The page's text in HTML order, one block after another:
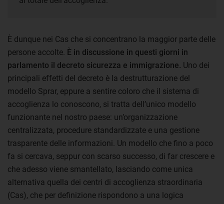
È dunque nei Cas che si concentrano la maggior parte delle
persone accolte. È in discussione in questi giorni in
parlamento il decreto sicurezza e immigrazione. Uno dei
principali effetti del decreto è la destrutturazione del
modello Sprar, eppure a sentire coloro che il sistema di
accoglienza lo conoscono, si tratta dell’unico modello
funzionante nel nostro paese: un’organizzazione
centralizzata, procedure standardizzate e una gestione
trasparente delle informazioni. Un modello che fino a poco
fa si cercava, seppur con scarso successo, di far crescere e
che adesso viene smantellato, lasciando come unica
alternativa quella dei centri di accoglienza straordinaria
(Cas), che per definizione rispondono a una logica